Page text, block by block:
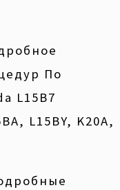
По
L15B7
L15BY, K20A,